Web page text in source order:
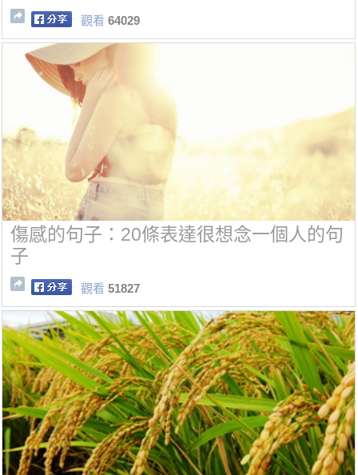
觀看 64029
傷感的句子：20條表達很想念一個人的句
子
觀看 51827